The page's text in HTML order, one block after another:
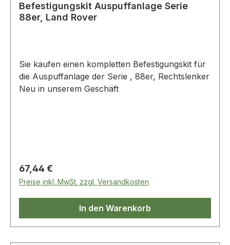
Befestigungskit Auspuffanlage Serie
88er, Land Rover
Sie kaufen einen kompletten Befestigungskit für
die Auspuffanlage der Serie , 88er, Rechtslenker
Neu in unserem Geschäft
Regulärer Preis:
67,44 €
Preise inkl. MwSt. zzgl. Versandkosten
In den Warenkorb